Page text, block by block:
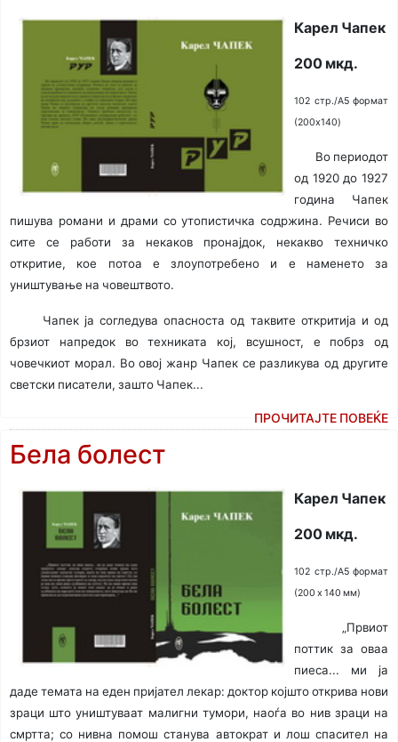
Карел Чапек
200 мкд.
102 стр./A5 формат
(200x140)
Во периодот
од 1920 до 1927
година Чапек
пишува романи и драми со утопистичка содржина. Речиси во
сите се работи за некаков пронајдок, некакво техничко
откритие, кое потоа е злоупотребено и е наменето за
уништување на човештвото.
Чапек ја согледува опасноста од таквите откри­ти­ја и од
брзиот напредок во техниката кој, всушност, е побрз од
човечкиот морал. Во овој жанр Чапек се разликува од другите
светски писатели, зашто Чапек...
ПРОЧИТАЈТЕ ПОВЕЌЕ
Бела болест
Карел Чапек
200 мкд.
102 стр./A5 формат
(200 x 140 мм)
„Првиот
поттик за оваа
пиеса... ми ја
даде темата на еден пријател лекар: доктор којшто открива нови
зраци што уништуваат малигни тумори, наоѓа во нив зраци на
смртта; со нивна помош станува автократ и лош спасител на